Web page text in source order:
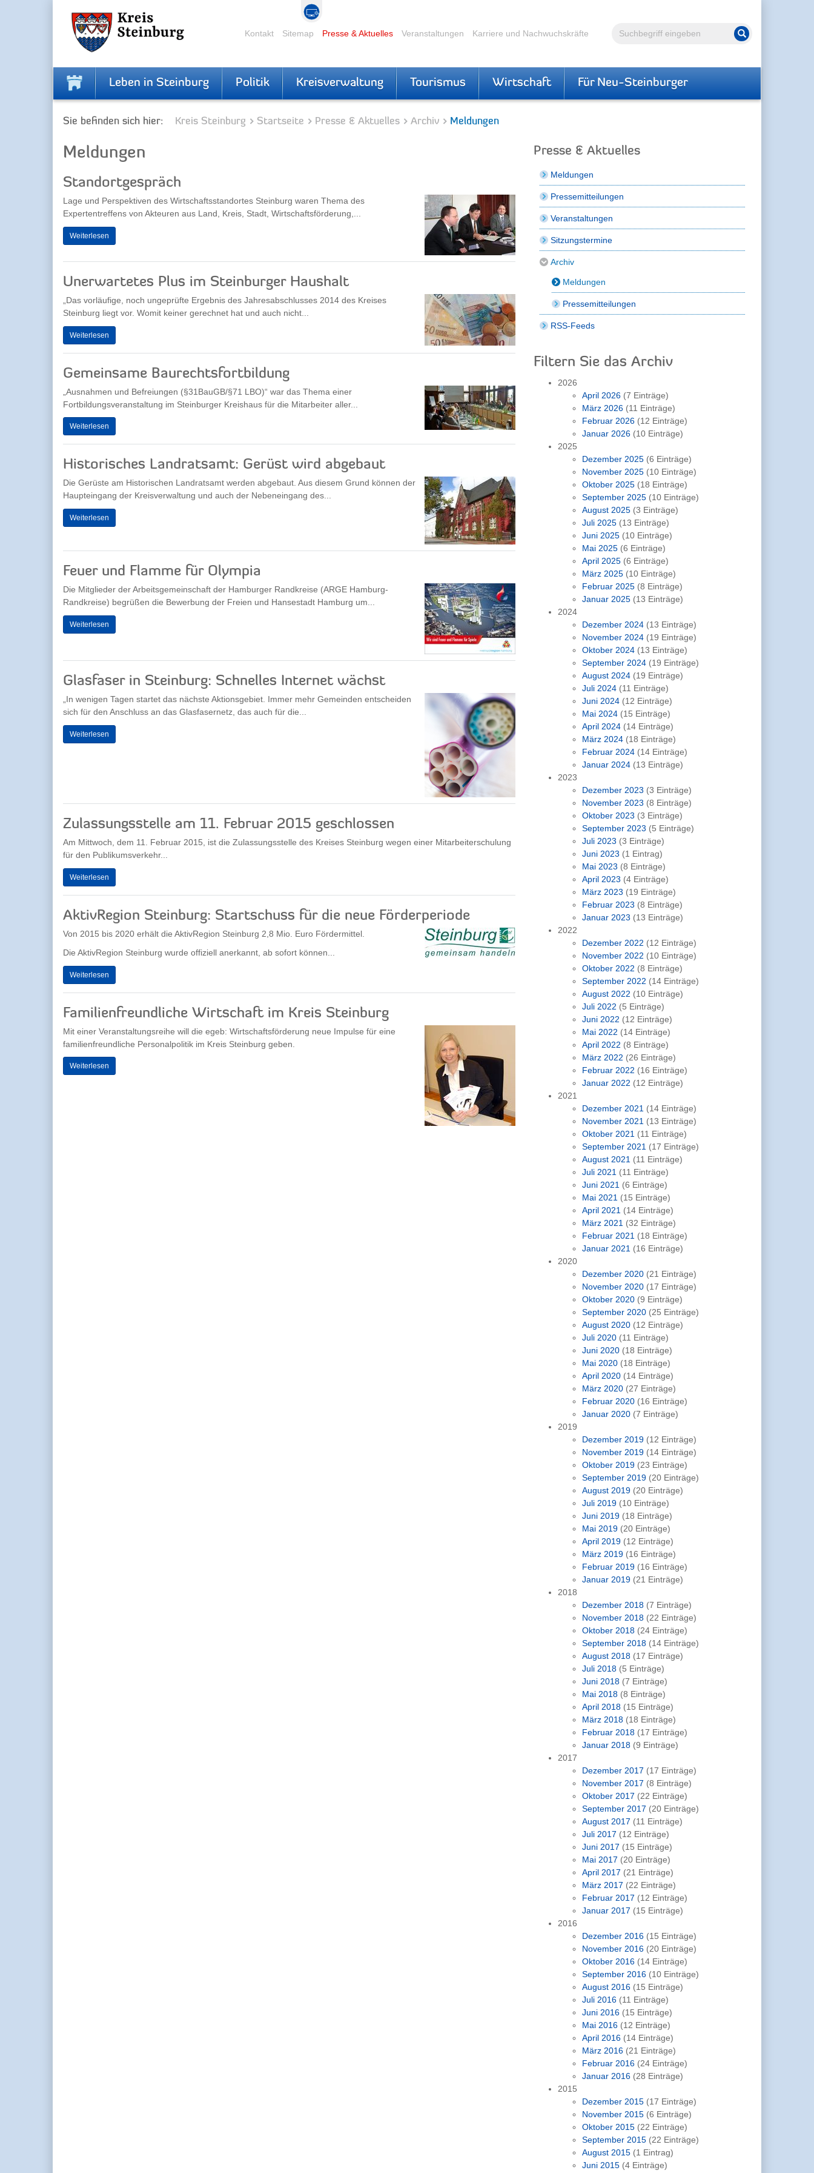
Volltextsuche Suche starten
Kontakt Sitemap Presse & Aktuelles Veranstaltungen Karriere und Nachwuchskräfte
Leben in Steinburg Politik Kreisverwaltung Tourismus Wirtschaft Für Neu-Steinburger
Sie befinden sich hier: Kreis Steinburg Startseite Presse & Aktuelles Archiv Meldungen
Meldungen
Standortgespräch
Lage und Perspektiven des Wirtschaftsstandortes Steinburg waren Thema des
Expertentreffens von Akteuren aus Land, Kreis, Stadt, Wirtschaftsförderung,...
Weiterlesen
Unerwartetes Plus im Steinburger Haushalt
„Das vorläufige, noch ungeprüfte Ergebnis des Jahresabschlusses 2014 des Kreises
Steinburg liegt vor. Womit keiner gerechnet hat und auch nicht...
Weiterlesen
Gemeinsame Baurechtsfortbildung
„Ausnahmen und Befreiungen (§31BauGB/§71 LBO)“ war das Thema einer
Fortbildungsveranstaltung im Steinburger Kreishaus für die Mitarbeiter aller...
Weiterlesen
Historisches Landratsamt: Gerüst wird abgebaut
Die Gerüste am Historischen Landratsamt werden abgebaut. Aus diesem Grund können der
Haupteingang der Kreisverwaltung und auch der Nebeneingang des...
Weiterlesen
Feuer und Flamme für Olympia
Die Mitglieder der Arbeitsgemeinschaft der Hamburger Randkreise (ARGE Hamburg-
Randkreise) begrüßen die Bewerbung der Freien und Hansestadt Hamburg um...
Weiterlesen
Glasfaser in Steinburg: Schnelles Internet wächst
„In wenigen Tagen startet das nächste Aktionsgebiet. Immer mehr Gemeinden entscheiden
sich für den Anschluss an das Glasfasernetz, das auch für die...
Weiterlesen
Zulassungsstelle am 11. Februar 2015 geschlossen
Am Mittwoch, dem 11. Februar 2015, ist die Zulassungsstelle des Kreises Steinburg wegen einer Mitarbeiterschulung
für den Publikumsverkehr...
Weiterlesen
AktivRegion Steinburg: Startschuss für die neue Förderperiode
Von 2015 bis 2020 erhält die AktivRegion Steinburg 2,8 Mio. Euro Fördermittel.
Die AktivRegion Steinburg wurde offiziell anerkannt, ab sofort können...
Weiterlesen
Familienfreundliche Wirtschaft im Kreis Steinburg
Mit einer Veranstaltungsreihe will die egeb: Wirtschaftsförderung neue Impulse für eine
familienfreundliche Personalpolitik im Kreis Steinburg geben.
Weiterlesen
Presse & Aktuelles
Meldungen
Pressemitteilungen
Veranstaltungen
Sitzungstermine
Archiv
Meldungen
Pressemitteilungen
RSS-Feeds
Filtern Sie das Archiv
2026
April 2026 (7 Einträge)
März 2026 (11 Einträge)
Februar 2026 (12 Einträge)
Januar 2026 (10 Einträge)
2025
Dezember 2025 (6 Einträge)
November 2025 (10 Einträge)
Oktober 2025 (18 Einträge)
September 2025 (10 Einträge)
August 2025 (3 Einträge)
Juli 2025 (13 Einträge)
Juni 2025 (10 Einträge)
Mai 2025 (6 Einträge)
April 2025 (6 Einträge)
März 2025 (10 Einträge)
Februar 2025 (8 Einträge)
Januar 2025 (13 Einträge)
2024
Dezember 2024 (13 Einträge)
November 2024 (19 Einträge)
Oktober 2024 (13 Einträge)
September 2024 (19 Einträge)
August 2024 (19 Einträge)
Juli 2024 (11 Einträge)
Juni 2024 (12 Einträge)
Mai 2024 (15 Einträge)
April 2024 (14 Einträge)
März 2024 (18 Einträge)
Februar 2024 (14 Einträge)
Januar 2024 (13 Einträge)
2023
Dezember 2023 (3 Einträge)
November 2023 (8 Einträge)
Oktober 2023 (3 Einträge)
September 2023 (5 Einträge)
Juli 2023 (3 Einträge)
Juni 2023 (1 Eintrag)
Mai 2023 (8 Einträge)
April 2023 (4 Einträge)
März 2023 (19 Einträge)
Februar 2023 (8 Einträge)
Januar 2023 (13 Einträge)
2022
Dezember 2022 (12 Einträge)
November 2022 (10 Einträge)
Oktober 2022 (8 Einträge)
September 2022 (14 Einträge)
August 2022 (10 Einträge)
Juli 2022 (5 Einträge)
Juni 2022 (12 Einträge)
Mai 2022 (14 Einträge)
April 2022 (8 Einträge)
März 2022 (26 Einträge)
Februar 2022 (16 Einträge)
Januar 2022 (12 Einträge)
2021
Dezember 2021 (14 Einträge)
November 2021 (13 Einträge)
Oktober 2021 (11 Einträge)
September 2021 (17 Einträge)
August 2021 (11 Einträge)
Juli 2021 (11 Einträge)
Juni 2021 (6 Einträge)
Mai 2021 (15 Einträge)
April 2021 (14 Einträge)
März 2021 (32 Einträge)
Februar 2021 (18 Einträge)
Januar 2021 (16 Einträge)
2020
Dezember 2020 (21 Einträge)
November 2020 (17 Einträge)
Oktober 2020 (9 Einträge)
September 2020 (25 Einträge)
August 2020 (12 Einträge)
Juli 2020 (11 Einträge)
Juni 2020 (18 Einträge)
Mai 2020 (18 Einträge)
April 2020 (14 Einträge)
März 2020 (27 Einträge)
Februar 2020 (16 Einträge)
Januar 2020 (7 Einträge)
2019
Dezember 2019 (12 Einträge)
November 2019 (14 Einträge)
Oktober 2019 (23 Einträge)
September 2019 (20 Einträge)
August 2019 (20 Einträge)
Juli 2019 (10 Einträge)
Juni 2019 (18 Einträge)
Mai 2019 (20 Einträge)
April 2019 (12 Einträge)
März 2019 (16 Einträge)
Februar 2019 (16 Einträge)
Januar 2019 (21 Einträge)
2018
Dezember 2018 (7 Einträge)
November 2018 (22 Einträge)
Oktober 2018 (24 Einträge)
September 2018 (14 Einträge)
August 2018 (17 Einträge)
Juli 2018 (5 Einträge)
Juni 2018 (7 Einträge)
Mai 2018 (8 Einträge)
April 2018 (15 Einträge)
März 2018 (18 Einträge)
Februar 2018 (17 Einträge)
Januar 2018 (9 Einträge)
2017
Dezember 2017 (17 Einträge)
November 2017 (8 Einträge)
Oktober 2017 (22 Einträge)
September 2017 (20 Einträge)
August 2017 (11 Einträge)
Juli 2017 (12 Einträge)
Juni 2017 (15 Einträge)
Mai 2017 (20 Einträge)
April 2017 (21 Einträge)
März 2017 (22 Einträge)
Februar 2017 (12 Einträge)
Januar 2017 (15 Einträge)
2016
Dezember 2016 (15 Einträge)
November 2016 (20 Einträge)
Oktober 2016 (14 Einträge)
September 2016 (10 Einträge)
August 2016 (15 Einträge)
Juli 2016 (11 Einträge)
Juni 2016 (15 Einträge)
Mai 2016 (12 Einträge)
April 2016 (14 Einträge)
März 2016 (21 Einträge)
Februar 2016 (24 Einträge)
Januar 2016 (28 Einträge)
2015
Dezember 2015 (17 Einträge)
November 2015 (6 Einträge)
Oktober 2015 (22 Einträge)
September 2015 (22 Einträge)
August 2015 (1 Eintrag)
Juni 2015 (4 Einträge)